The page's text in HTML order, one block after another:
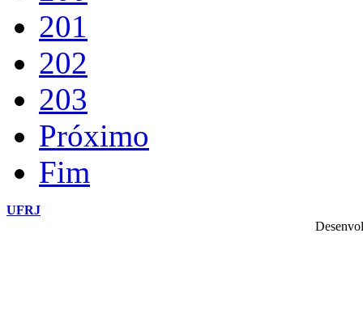
201
202
203
Próximo
Fim
UFRJ